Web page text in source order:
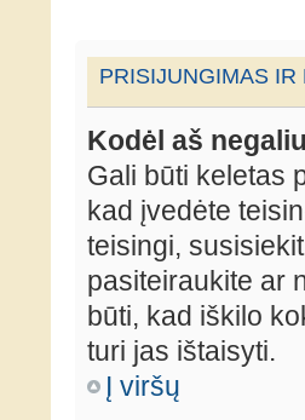
PRISIJUNGIMAS IR
Kodėl aš
Gali būti keletas
kad įvedėte
teisingi,
pasiteiraukite ar
būti, kad iškilo
turi jas ištaisyti.
Į viršų